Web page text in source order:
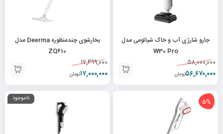
جارو شارژی آب و خاک شیائومی مدل
W30 Pro
۵۸,۰۰۰,۰۰۰
۵۶,۶۷۰,۰۰۰تومان
بخارشوی چندمنظوره Deerma مدل
ZQ610
۱۷,۴۹۹,۰۰۰
۱۷,۰۰۰,۰۰۰تومان
5% ناموجود